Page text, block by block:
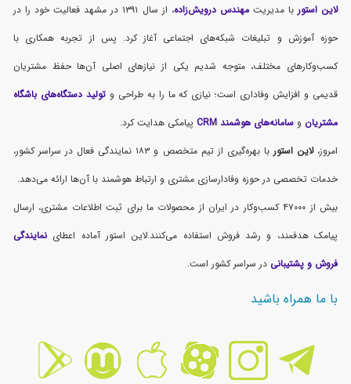
لاین استور با مدیریتمهندس درویش‌زاده
، از سال ۱۳۹۱ در مشهد فعالیت خود را در
حوزه آموزش و تبلیغات شبکه‌های اجتماعی آغاز کرد. پس از تجربه همکاری با
کسب‌وکارهای مختلف، متوجه شدیم یکی از نیازهای اصلی آن‌ها حفظ مشتریان
قدیمی و افزایش وفاداری است؛ نیازی که ما را به طراحی وتولید دستگاه‌های باشگاه
مشتریان وسامانه‌های هوشمند CRM
پیامکی هدایت کرد.
امروز،لاین استور
با بهره‌گیری از تیم متخصص و ۱۸۳ نمایندگی فعال در سراسر کشور،
خدمات تخصصی در حوزه وفادارسازی مشتری و ارتباط هوشمند با آن‌ها ارائه می‌دهد.
بیش از ۴۷۰۰۰ کسب‌وکار در ایران از محصولات ما برای ثبت اطلاعات مشتری، ارسال
پیامک هدفمند، و رشد فروش استفاده می‌کنند.لاین استور آماده اعطای نمایندگی
فروش و پشتیبانی در سراسر کشور است.
با ما همراه باشید